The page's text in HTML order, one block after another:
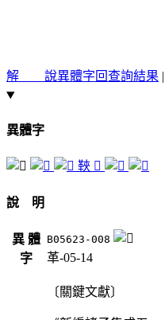
解 說異體字回查詢結果 |
異體字
䩡 𪔮
說 明
異 體
字
B05623-008
革-05-14
〔關鍵文獻〕